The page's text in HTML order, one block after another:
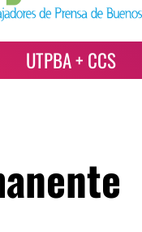
UTPBA + CCS